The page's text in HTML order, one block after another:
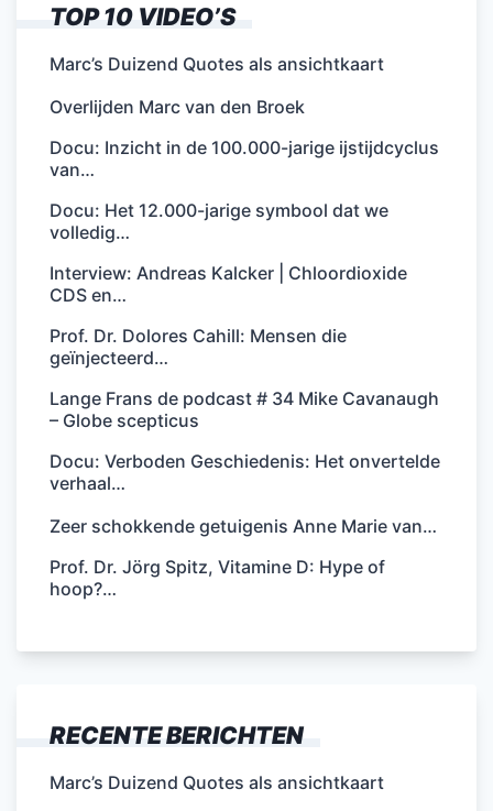
TOP 10 VIDEO’S
Marc’s Duizend Quotes als ansichtkaart
Overlijden Marc van den Broek
Docu: Inzicht in de 100.000-jarige ijstijdcyclus
van…
Docu: Het 12.000-jarige symbool dat we
volledig…
Interview: Andreas Kalcker | Chloordioxide
CDS en…
Prof. Dr. Dolores Cahill: Mensen die
geïnjecteerd…
Lange Frans de podcast # 34 Mike Cavanaugh
– Globe scepticus
Docu: Verboden Geschiedenis: Het onvertelde
verhaal…
Zeer schokkende getuigenis Anne Marie van…
Prof. Dr. Jörg Spitz, Vitamine D: Hype of
hoop?…
RECENTE BERICHTEN
Marc’s Duizend Quotes als ansichtkaart